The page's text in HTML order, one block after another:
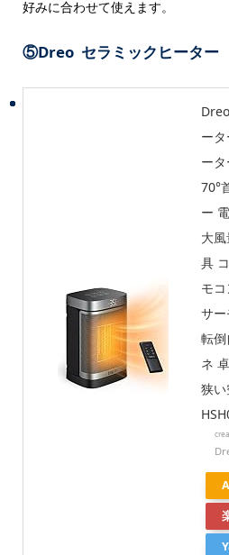
好みに合わせて使えます。
⑤Dreo セラミックヒーター
ー
ー
70°
ー
大
具
モ
サ
転
ネ
狭